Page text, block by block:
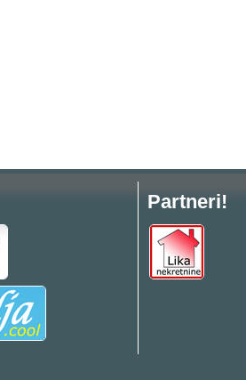
Partneri!